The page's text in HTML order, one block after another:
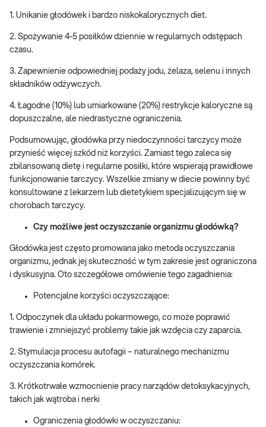
1. Unikanie głodówek i bardzo niskokalorycznych diet.
2. Spożywanie 4-5 posiłków dziennie w regularnych odstępach
czasu.
3. Zapewnienie odpowiedniej podaży jodu, żelaza, selenu i innych
składników odżywczych.
4. Łagodne (10%) lub umiarkowane (20%) restrykcje kaloryczne są
dopuszczalne, ale niedrastyczne ograniczenia.
Podsumowując, głodówka przy niedoczynności tarczycy może
przynieść więcej szkód niż korzyści. Zamiast tego zaleca się
zbilansowaną dietę i regularne posiłki, które wspierają prawidłowe
funkcjonowanie tarczycy. Wszelkie zmiany w diecie powinny być
konsultowane z lekarzem lub dietetykiem specjalizującym się w
chorobach tarczycy.
Czy możliwe jest oczyszczanie organizmu głodówką?
Głodówka jest często promowana jako metoda oczyszczania
organizmu, jednak jej skuteczność w tym zakresie jest ograniczona
i dyskusyjna. Oto szczegółowe omówienie tego zagadnienia:
Potencjalne korzyści oczyszczające:
1. Odpoczynek dla układu pokarmowego, co może poprawić
trawienie i zmniejszyć problemy takie jak wzdęcia czy zaparcia.
2. Stymulacja procesu autofagii – naturalnego mechanizmu
oczyszczania komórek.
3. Krótkotrwałe wzmocnienie pracy narządów detoksykacyjnych,
takich jak wątroba i nerki
Ograniczenia głodówki w oczyszczaniu: